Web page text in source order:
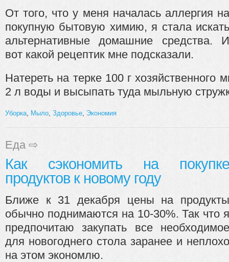
От того, что у меня началась аллергия на
покупную бытовую химию, я стала искать
альтернативные домашние средства. И
вот какой рецептик мне подсказали.
Натереть на терке 100 г хозяйственного
2 л воды и высыпать туда мыльную
Уборка Мыло Здоровье Экономия
Еда ⇨
Как сэкономить на покупке
продуктов к новому году
Ближе к 31 декабря цены на продукты
обычно поднимаются на 10-30%. Так что я
предпочитаю закупать все необходимое
для новогоднего стола заранее и неплохо
на этом экономлю.